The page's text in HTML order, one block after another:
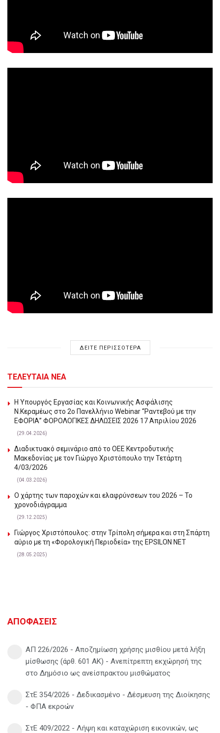
ΔΕΙΤΕ ΠΕΡΙΣΣΟΤΕΡΑ
ΤΕΛΕΥΤΑΙΑ ΝΕΑ
Η Υπουργός Εργασίας και Κοινωνικής Ασφάλισης
Ν.Κεραμέως στο 2o Πανελλήνιο Webinar “Ραντεβού με την
ΕΦΟΡΙΑ” ΦΟΡΟΛΟΓΙΚΕΣ ΔΗΛΩΣΕΙΣ 2026 17 Απριλίου 2026
(29.04.2026)
Διαδικτυακό σεμινάριο από το ΟΕΕ Κεντροδυτικής
Μακεδονίας με τον Γιώργο Χριστόπουλο την Τετάρτη
4/03/2026
(04.03.2026)
Ο χάρτης των παροχών και ελαφρύνσεων του 2026 – Το
χρονοδιάγραμμα
(29.12.2025)
Γιώργος Χριστόπουλος: στην Τρίπολη σήμερα και στη Σπάρτη
αύριο με τη «Φορολογική Περιοδεία» της EPSILON NET
(28.05.2025)
ΑΠΟΦΑΣΕΙΣ
ΑΠ 226/2026 - Αποζημίωση χρήσης μισθίου μετά λήξη
μίσθωσης (άρθ. 601 ΑΚ) - Ανεπίτρεπτη εκχώρησή της
στο Δημόσιο ως ανείσπρακτου μισθώματος
ΣτΕ 354/2026 - Δεδικασμένο - Δέσμευση της Διοίκησης
- ΦΠΑ εκροών
ΣτΕ 409/2022 - Λήψη και καταχώριση εικονικών, ως